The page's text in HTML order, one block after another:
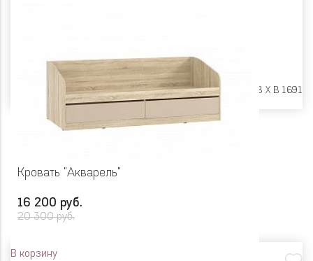
Ш 2378 X Г 848 X В 1691
Кровать "Акварель"
16 200 руб.
20 300 руб.
В корзину